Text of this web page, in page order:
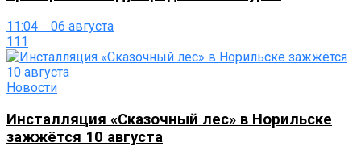
11:04 06 августа
111
Новости
Инсталляция «Сказочный лес» в Норильске
зажжётся 10 августа